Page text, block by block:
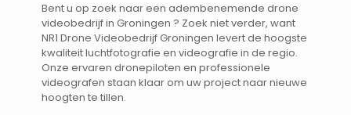
Bent u op zoek naar een adembenemende drone
videobedrijf in Groningen ? Zoek niet verder, want
NR1 Drone Videobedrijf Groningen levert de hoogste
kwaliteit luchtfotografie en videografie in de regio.
Onze ervaren dronepiloten en professionele
videografen staan klaar om uw project naar nieuwe
hoogten te tillen.